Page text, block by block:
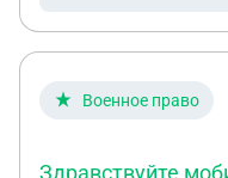
Военное право
Здравствуйте